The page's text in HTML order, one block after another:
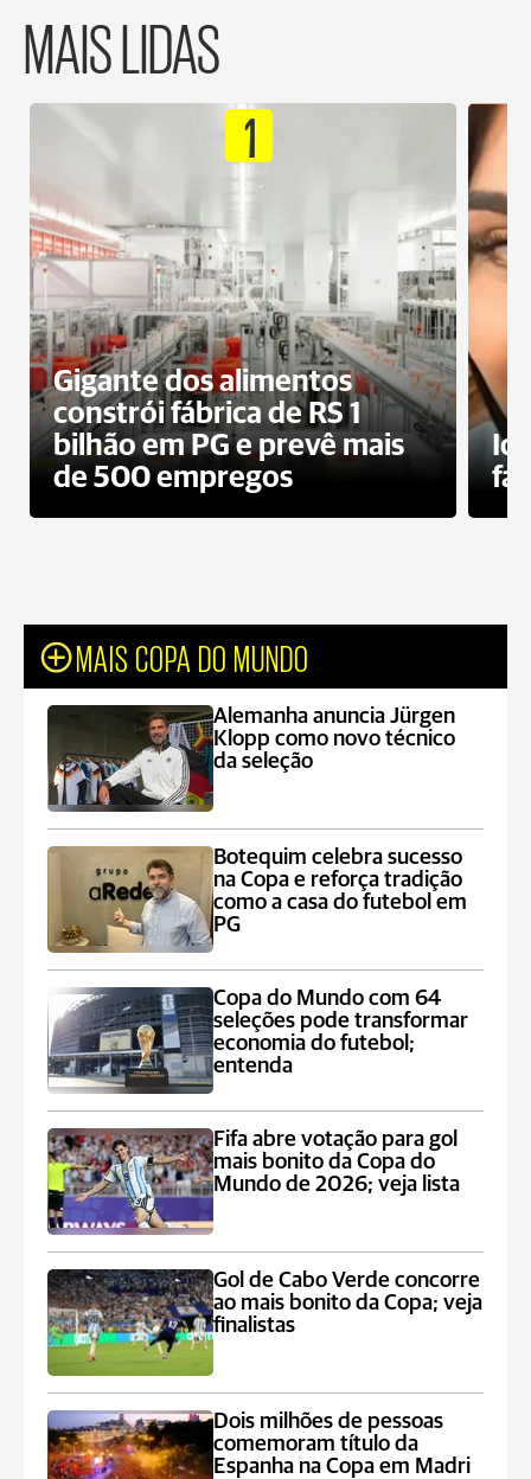
MAIS LIDAS
1
Gigante dos alimentos
constrói fábrica de RS 1
bilhão em PG e prevê mais
de 500 empregos
MAIS COPA DO MUNDO
Alemanha anuncia Jürgen
Klopp como novo técnico
da seleção
Botequim celebra sucesso
na Copa e reforça tradição
como a casa do futebol em
PG
Copa do Mundo com 64
seleções pode transformar
economia do futebol;
entenda
Fifa abre votação para gol
mais bonito da Copa do
Mundo de 2026; veja lista
Gol de Cabo Verde concorre
ao mais bonito da Copa; veja
finalistas
Dois milhões de pessoas
comemoram título da
Espanha na Copa em Madri